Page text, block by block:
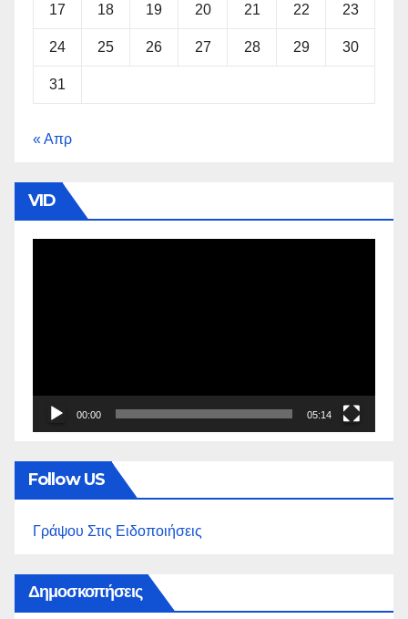
17 18 19 20 21 22 23
24 25 26 27 28 29 30
31
« Απρ
VID
00:00 05:14
Follow US
Γράψου Στις Ειδοποιήσεις
Δημοσκοπήσεις